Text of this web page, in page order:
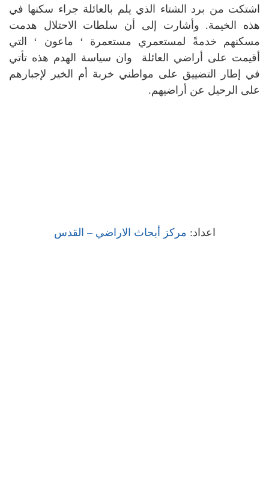
اشتكت من برد الشتاء الذي يلم بالعائلة جراء سكنها في
هذه الخيمة. وأشارت إلى أن سلطات الاحتلال هدمت
مسكنهم خدمةً لمستعمري مستعمرة ‘ ماعون ‘ التي
أقيمت على أراضي العائلة وان سياسة الهدم هذه تأتي
في إطار التضييق على مواطني خربة أم الخير لإجبارهم
على الرحيل عن أراضيهم.
اعداد: مركز أبحاث الاراضي – القدس